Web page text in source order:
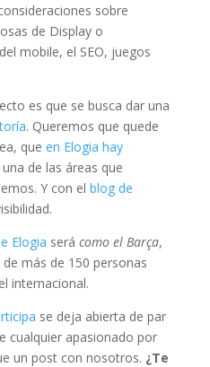
sobre
de Display o
mobile, el SEO, juegos
es que se busca dar una
. Queremos que quede
que en Elogia hay
de las áreas que
Y con el blog de
Elogia será como el Barça,
más de 150 personas
internacional.
se deja abierta de par
cualquier apasionado por
un post con nosotros. ¿Te